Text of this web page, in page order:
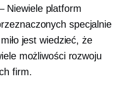
platform
specjalnie
jest wiedzieć, że
możliwości rozwoju
firm.